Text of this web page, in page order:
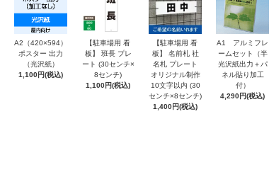
A2（420×594）
ポスター 出力
（光沢紙）
1,100円(税込)
【駐車場用 看
板】 班長 プレ
ート (30センチ×
8センチ)
1,100円(税込)
【駐車場用 看
板】 名前札 社
名札 プレート
オリジナル制作
10文字以内 (30
センチ×8センチ)
1,400円(税込)
A1 アルミフレ
ームセット（半
光沢紙出力＋パ
ネル貼り加工
付）
4,290円(税込)